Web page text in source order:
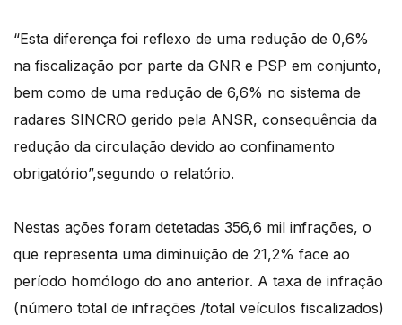
“Esta diferença foi reflexo de uma redução de 0,6%
na fiscalização por parte da GNR e PSP em conjunto,
bem como de uma redução de 6,6% no sistema de
radares SINCRO gerido pela ANSR, consequência da
redução da circulação devido ao confinamento
obrigatório”,segundo o relatório.
Nestas ações foram detetadas 356,6 mil infrações, o
que representa uma diminuição de 21,2% face ao
período homólogo do ano anterior. A taxa de infração
(número total de infrações /total veículos fiscalizados)